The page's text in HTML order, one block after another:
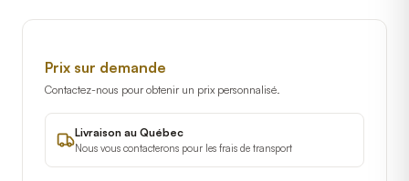
Prix sur demande
Contactez-nous pour obtenir un prix personnalisé.
Livraison au Québec
Nous vous contacterons pour les frais de transport